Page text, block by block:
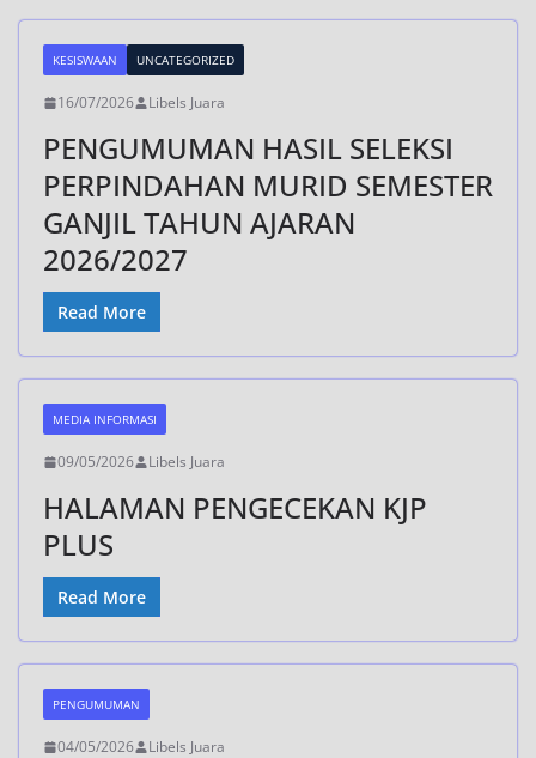
KESISWAAN UNCATEGORIZED
16/07/2026 Libels Juara
PENGUMUMAN HASIL SELEKSI
PERPINDAHAN MURID SEMESTER
GANJIL TAHUN AJARAN
2026/2027
Read More
MEDIA INFORMASI
09/05/2026 Libels Juara
HALAMAN PENGECEKAN KJP
PLUS
Read More
PENGUMUMAN
04/05/2026 Libels Juara